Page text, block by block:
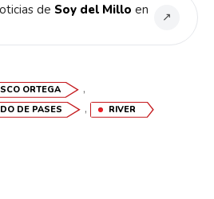
de Soy del Millo en
↗
ORTEGA ,
DE PASES , RIVER